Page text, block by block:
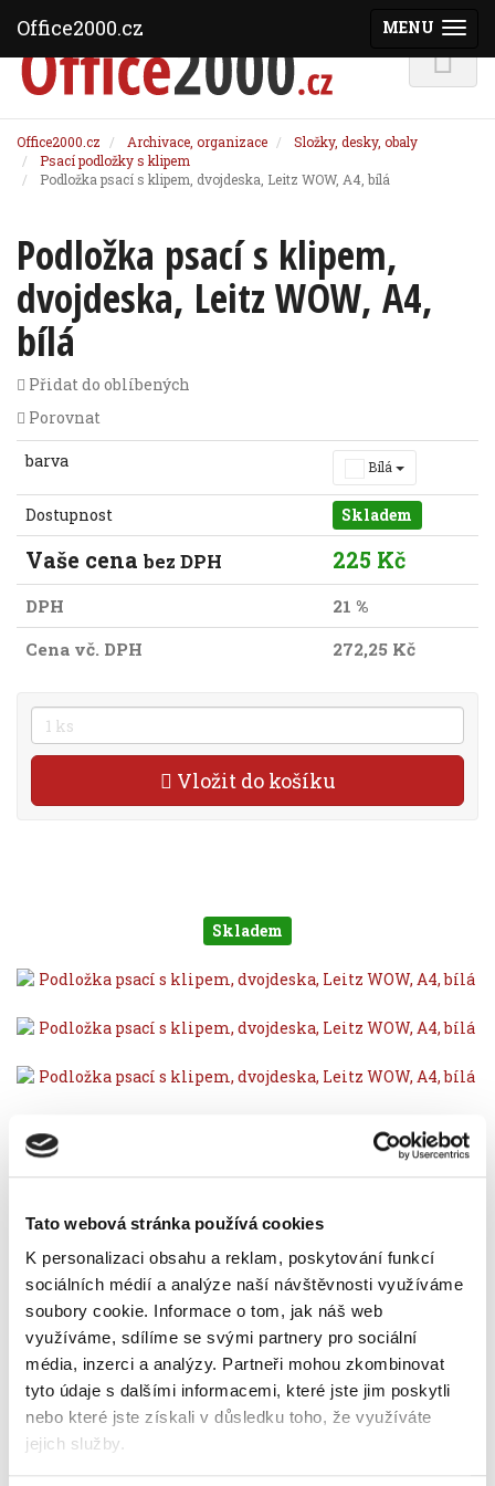
Tato webová stránka používá cookies
K personalizaci obsahu a reklam, poskytování funkcí
sociálních médií a analýze naší návštěvnosti využíváme
soubory cookie. Informace o tom, jak náš web
využíváme, sdílíme se svými partnery pro sociální
média, inzerci a analýzy. Partneři mohou zkombinovat
tyto údaje s dalšími informacemi, které jste jim poskytli
nebo které jste získali v důsledku toho, že využíváte
jejich služby.
Office2000.cz Archivace, organizace
Složky, desky, obaly
Psací podložky s klipem
Podložka psací s klipem, dvojdeska, Leitz WOW, A4, bílá
Podložka psací s klipem,
dvojdeska, Leitz WOW, A4,
bílá
Přidat do oblíbených
Porovnat
barva Bílá
Dostupnost Skladem
Vaše cena bez DPH 225 Kč
DPH
21 %
Cena vč. DPH
272,25 Kč
Vložit do košíku
Skladem
Vyberte si parametry
barva
Popis Alternativní produkty
MENU
Office2000.cz